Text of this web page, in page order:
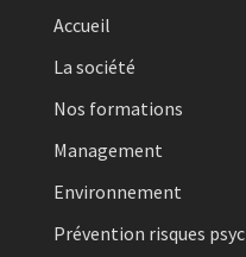
Accueil
La société
Nos formations
Management
Environnement
Prévention risques